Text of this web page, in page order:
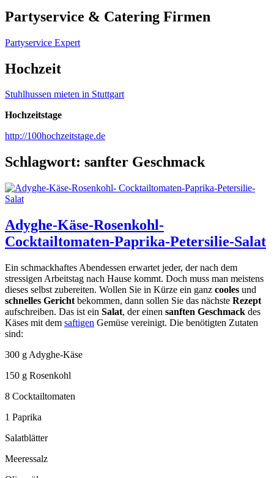
Partyservice & Catering Firmen
Partyservice Expert
Hochzeit
Stuhlhussen mieten in Stuttgart
Hochzeitstage
http://100hochzeitstage.de
Schlagwort: sanfter Geschmack
Adyghe-Käse-Rosenkohl-
Cocktailtomaten-Paprika-Petersilie-Salat
Ein schmackhaftes Abendessen erwartet jeder, der nach dem
stressigen Arbeitstag nach Hause kommt. Doch muss man meistens
dieses selbst zubereiten. Wollen Sie in Kürze ein ganz cooles und
schnelles Gericht bekommen, dann sollen Sie das nächste Rezept
aufschreiben. Das ist ein Salat, der einen sanften Geschmack des
Käses mit dem saftigen Gemüse vereinigt. Die benötigten Zutaten
sind:
300 g Adyghe-Käse
150 g Rosenkohl
8 Cocktailtomaten
1 Paprika
Salatblätter
Meeressalz